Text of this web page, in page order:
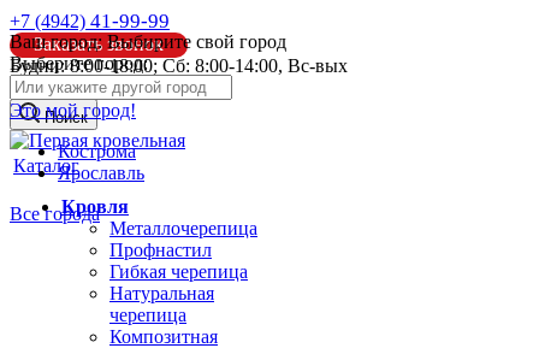
Ваш город: Выбирите свой город
Выберите город:
Это мой город!
Кострома
Ярославль
Все города
+7 (4942) 41-99-99
Заказать звонок
Будни: 8:00-18:00; Сб: 8:00-14:00, Вс-вых
info@pk44.ru
Поиск
Каталог
Кровля
Металлочерепица
Профнастил
Гибкая черепица
Натуральная
черепица
Композитная